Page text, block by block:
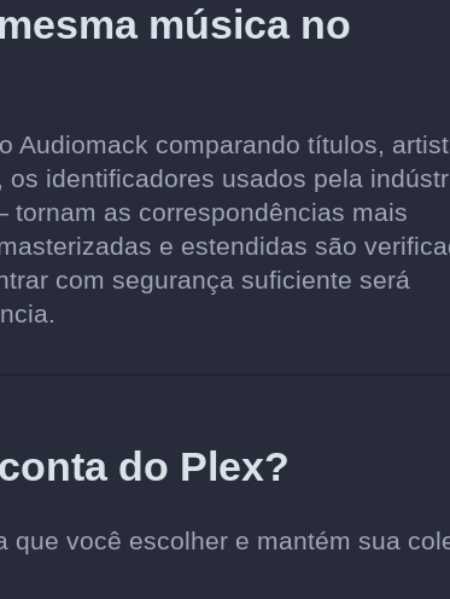
música no
Audiomack comparando títulos,
identificadores usados pela
as correspondências mais
e estendidas são
com segurança suficiente será
do Plex?
que você escolher e mantém sua